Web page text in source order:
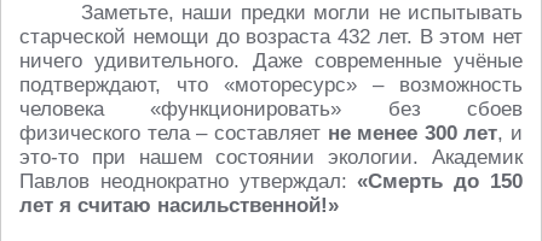
Заметьте, наши предки могли не испытывать
старческой немощи до возраста 432 лет. В этом нет
ничего удивительного. Даже современные учёные
подтверждают, что «моторесурс» – возможность
человека «функционировать» без сбоев
физического тела – составляет не менее 300 лет, и
это-то при нашем состоянии экологии. Академик
Павлов неоднократно утверждал:«Смерть до 150
лет я считаю насильственной!»